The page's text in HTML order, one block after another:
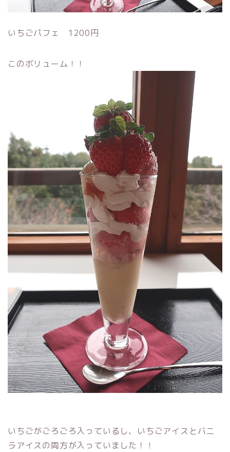
いちごパフェ 1200円
このボリューム！！
いちごがごろごろ入っているし、いちごアイスとバニ
ラアイスの両方が入っていました！！